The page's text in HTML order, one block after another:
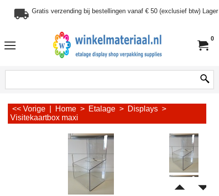
Gratis verzending bij bestellingen vanaf € 50 (exclusief btw)
0
<< Vorige Home > Etalage > Displays >
Visitekaartbox maxi